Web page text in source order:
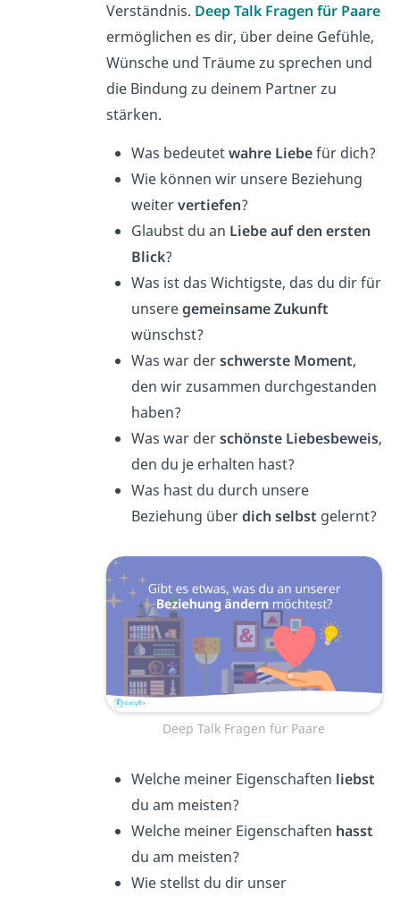
Verständnis. Deep Talk Fragen für Paare
ermöglichen es dir, über deine Gefühle,
Wünsche und Träume zu sprechen und
die Bindung zu deinem Partner zu
stärken.
Was bedeutetwahre Liebefür dich?
Wie können wir unsere Beziehung
weitervertiefen?
Glaubst du an Liebe auf den ersten
Blick?
Was ist das Wichtigste, das du dir für
unseregemeinsame Zukunft
wünschst?
Was war derschwerste Moment,
den wir zusammen durchgestanden
haben?
Was war derschönste Liebesbeweis,
den du je erhalten hast?
Was hast du durch unsere
Beziehung überdich selbst gelernt?
Deep Talk Fragen für Paare
Welche meiner Eigenschaften liebst
du am meisten?
Welche meiner Eigenschaften hasst
du am meisten?
Wie stellst du dir unser